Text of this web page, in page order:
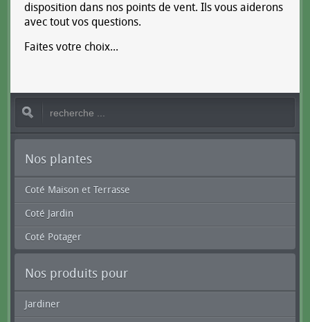
disposition dans nos points de vent. Ils vous aiderons
avec tout vos questions.
Faites votre choix...
Nos plantes
Coté Maison et Terrasse
Coté Jardin
Coté Potager
Nos produits pour
Jardiner